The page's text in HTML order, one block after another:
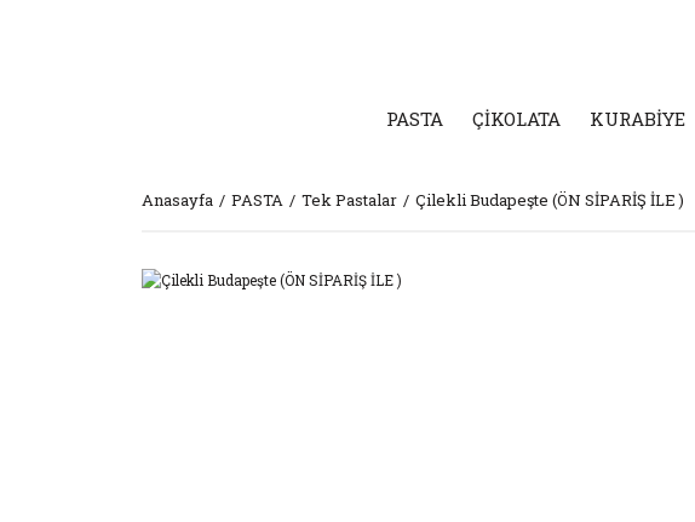
PASTA ÇİKOLATA KURABİYE
Anasayfa PASTA Tek Pastalar Çilekli Budapeşte (ÖN SİPARİŞ İLE )